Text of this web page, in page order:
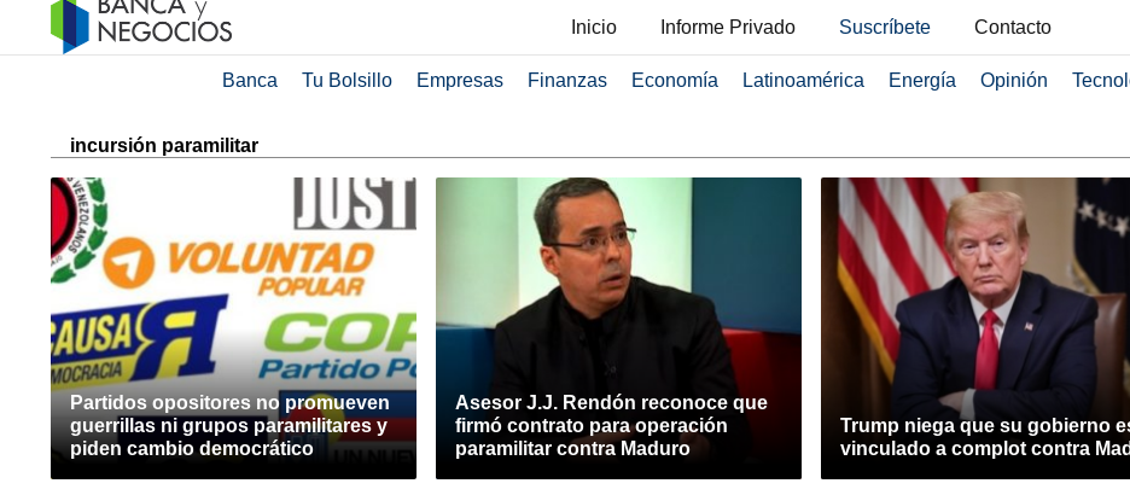
Inicio Informe Privado Suscríbete Contacto
Banca Tu Bolsillo Empresas Finanzas Economía Latinoamérica Energía Opinión
incursión paramilitar
Partidos opositores no promueven
guerrillas ni grupos paramilitares y
piden cambio democrático
Asesor J.J. Rendón reconoce que
firmó contrato para operación
paramilitar contra Maduro
Trump niega que su gobierno
vinculado a complot contra